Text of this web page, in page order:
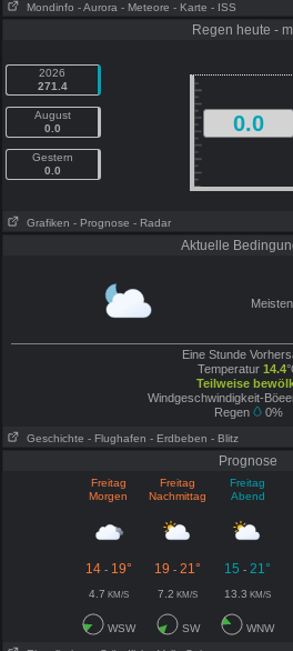
Mondinfo - Aurora - Meteore - Karte - ISS
Regen heute -
2026
271.4
August
0.0
Gestern
0.0
0.0
Grafiken - Prognose - Radar
Aktuelle
Eine Stunde
Temperatur 14.4
Teilweise
Windgeschwindigkeit-
Regen
0%
Geschichte - Flughafen - Erdbeben - Blitz
Prognose
Freitag
Morgen
Freitag
Nachmittag
Freitag
Abend
14- 19° 19 -21° 15 - 21°
4.7 KM/S 7.2 KM/S 13.3 KM/S
WSW SW WNW